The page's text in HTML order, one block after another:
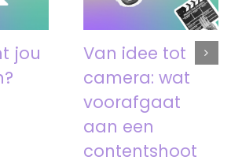
jou
Van idee tot
camera: wat
voorafgaat
aan een
contentshoot